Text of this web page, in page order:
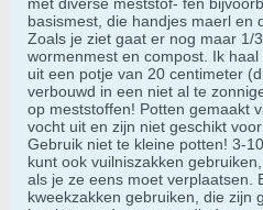
basismest, die handjes maerl en
Zoals je ziet gaat er nog maar 1/
wormenmest en compost. Ik
uit een potje van 20 centimeter
verbouwd in een niet al te
op meststoffen! Potten gemaakt
vocht uit en zijn niet geschikt voor
Gebruik niet te kleine potten! 3-
kunt ook vuilniszakken
als je ze eens moet verplaatsen.
kweekzakken gebruiken, die zijn